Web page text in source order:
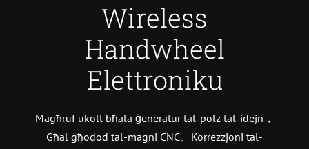
Wireless
Handwheel
Elettroniku
Magħruf ukoll bħala ġeneratur tal-polz tal-idejn，
Għal għodod tal-magni CNC、Korrezzjoni tal-